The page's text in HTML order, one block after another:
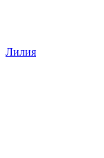
Лилия